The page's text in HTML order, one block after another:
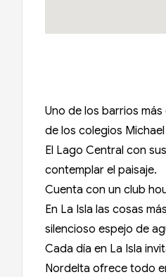
Uno de los barrios
de los colegios
El Lago Central con
contemplar el paisaje.
Cuenta con un club
En La Isla las cosas
silencioso espejo de
Cada día en La Isla
Nordelta ofrece todo